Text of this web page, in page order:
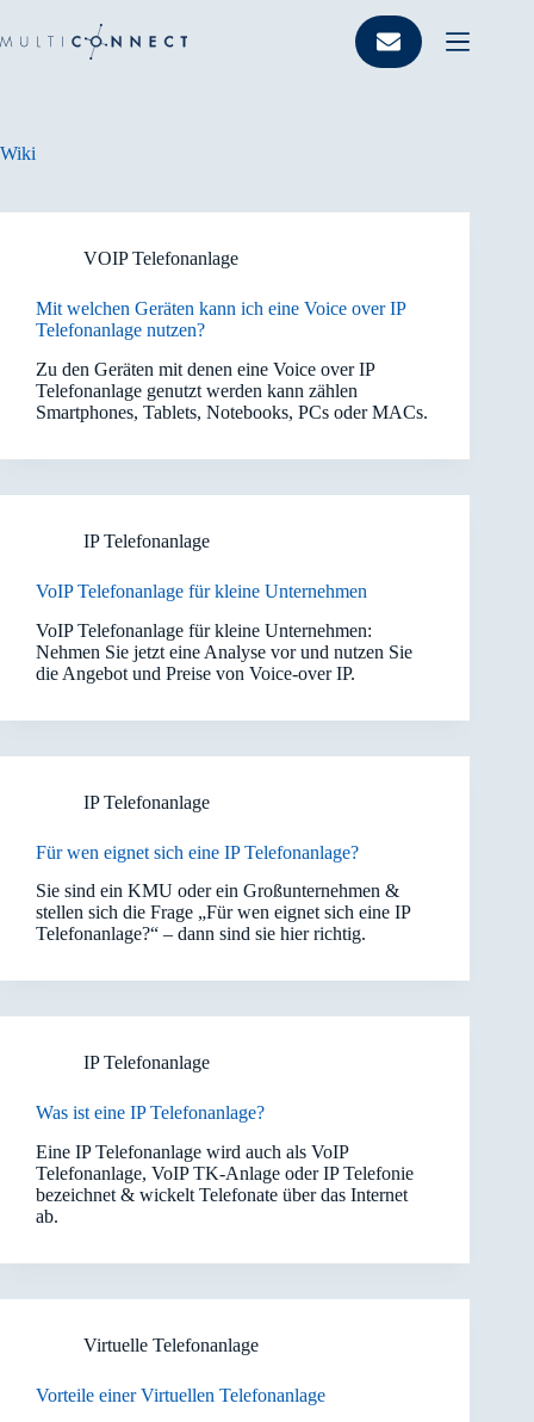
springen
Wiki
VOIP Telefonanlage
Mit welchen Geräten kann ich eine Voice over IP
Telefonanlage nutzen?
Zu den Geräten mit denen eine Voice over IP
Telefonanlage genutzt werden kann zählen
Smartphones, Tablets, Notebooks, PCs oder MACs.
IP Telefonanlage
VoIP Telefonanlage für kleine Unternehmen
VoIP Telefonanlage für kleine Unternehmen:
Nehmen Sie jetzt eine Analyse vor und nutzen Sie
die Angebot und Preise von Voice-over IP.
IP Telefonanlage
Für wen eignet sich eine IP Telefonanlage?
Sie sind ein KMU oder ein Großunternehmen &
stellen sich die Frage „Für wen eignet sich eine IP
Telefonanlage?“ – dann sind sie hier richtig.
IP Telefonanlage
Was ist eine IP Telefonanlage?
Eine IP Telefonanlage wird auch als VoIP
Telefonanlage, VoIP TK-Anlage oder IP Telefonie
bezeichnet & wickelt Telefonate über das Internet
ab.
Virtuelle Telefonanlage
Vorteile einer Virtuellen Telefonanlage